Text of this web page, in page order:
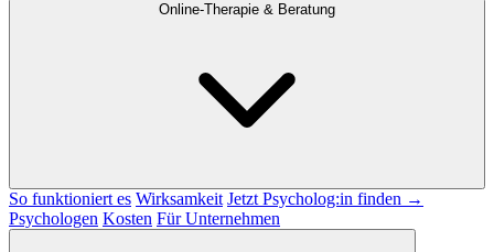
Online-Therapie & Beratung
So funktioniert es Wirksamkeit Jetzt Psycholog:in finden →
Psychologen Kosten Für Unternehmen